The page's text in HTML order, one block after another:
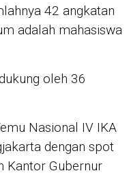
42 angkatan
adalah mahasiswa
oleh 36
Nasional IV IKA
dengan spot
Kantor Gubernur